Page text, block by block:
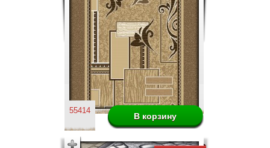
55414